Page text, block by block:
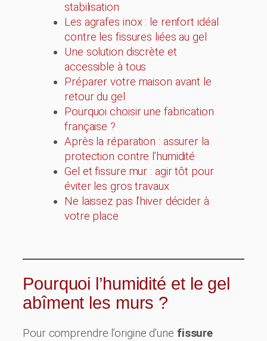
stabilisation
Les agrafes inox : le renfort idéal
contre les fissures liées au gel
Une solution discrète et
accessible à tous
Préparer votre maison avant le
retour du gel
Pourquoi choisir une fabrication
française ?
Après la réparation : assurer la
protection contre l’humidité
Gel et fissure mur : agir tôt pour
éviter les gros travaux
Ne laissez pas l’hiver décider à
votre place
Pourquoi l’humidité et le gel
abîment les murs ?
Pour comprendre l’origine d’une fissure